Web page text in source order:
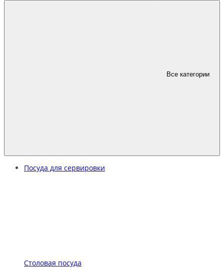
Все категории
Посуда для сервировки
Столовая посуда